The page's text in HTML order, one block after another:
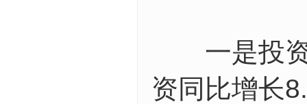
一是投资
资同比增长